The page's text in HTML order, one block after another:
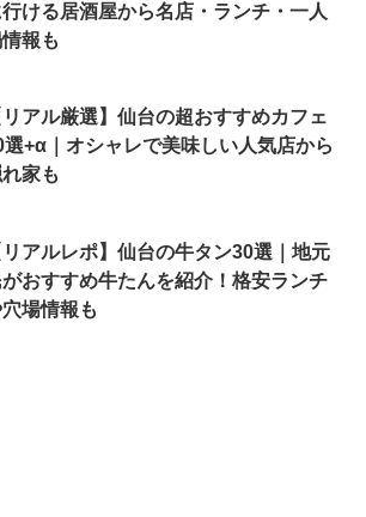
行ける居酒屋から名店・ランチ・一人
報も
リアル厳選】仙台の超おすすめカフェ
選+α｜オシャレで美味しい人気店から
れ家も
リアルレポ】仙台の牛タン30選｜地元
がおすすめ牛たんを紹介！格安ランチ
場情報も